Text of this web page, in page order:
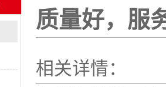
质量好，服
相关详情：